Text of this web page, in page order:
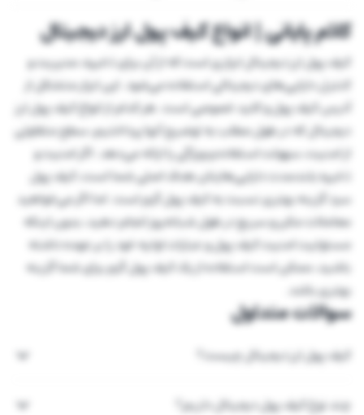
کلام پایانی | انواع کیف پول ارز دیجیتال
کیف پول ارز دیجیتال ابزاری است که از آن برای ذخیره، مدیریت و
کنترل دارایی‌های دیجیتالی استفاده می‌شود. این ابزار متشکل از
آدرس کیف پول و کلید خصوصی است. هر کدام از انواع کیف پول ارز
دیجیتال که در طول مطلب به توضیح آنها پرداختیم، سطح متفاوتی
از امنیت، سهولت استفاده و ویژگی را ارائه می‌دهد. اگر امنیت و
ذخیره بلندمدت دارایی‌هایتان هدف اصلی شما است، کیف پول
سرد گزینه بهتری نسبت به کیف پول گرم است. اما اگر می‌خواهید
معاملات مکرر و سریع در طول شبانه‌روز انجام دهید، بدون اینکه
مسئولیت امنیت کیف پول و عبارات اولیه خود را بر عهده داشته
باشید، ممکن است استفاده از یک کیف پول گرم برای شما گزینه
بهتری باشد.
سوالات متداول
کیف پول ارز دیجیتال چیست؟
چند نوع کیف پول دیجیتال داریم؟